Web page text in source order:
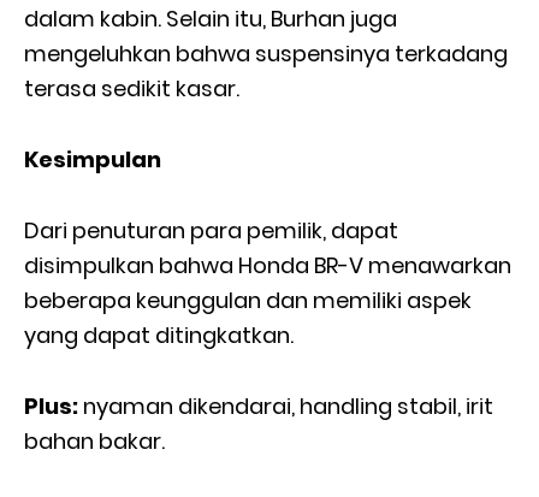
dalam kabin. Selain itu, Burhan juga
mengeluhkan bahwa suspensinya terkadang
terasa sedikit kasar.
Kesimpulan
Dari penuturan para pemilik, dapat
disimpulkan bahwa Honda BR-V menawarkan
beberapa keunggulan dan memiliki aspek
yang dapat ditingkatkan.
Plus: nyaman dikendarai, handling stabil, irit
bahan bakar.